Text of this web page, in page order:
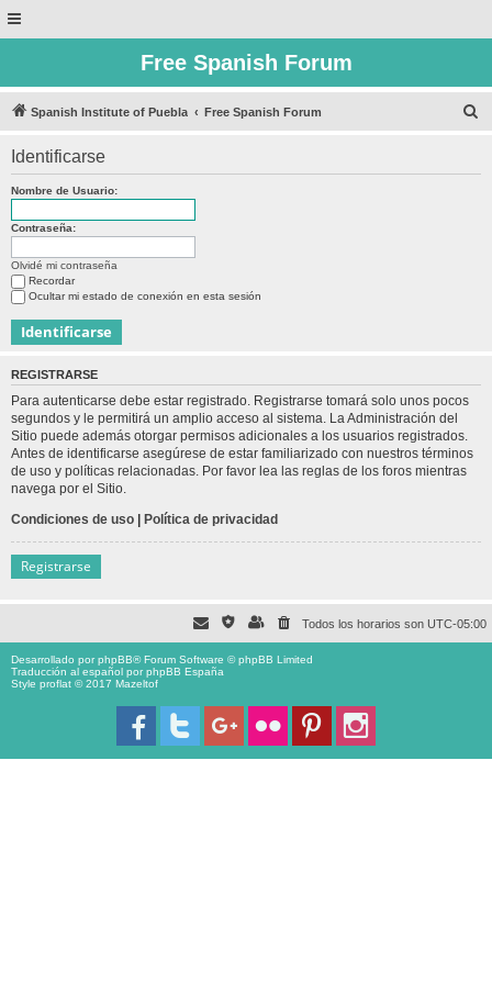
Free Spanish Forum
Spanish Institute of Puebla Free Spanish Forum
Identificarse
Nombre de Usuario:
Contraseña:
Olvidé mi contraseña
Recordar
Ocultar mi estado de conexión en esta sesión
REGISTRARSE
Para autenticarse debe estar registrado. Registrarse tomará solo unos pocos
segundos y le permitirá un amplio acceso al sistema. La Administración del
Sitio puede además otorgar permisos adicionales a los usuarios registrados.
Antes de identificarse asegúrese de estar familiarizado con nuestros términos
de uso y políticas relacionadas. Por favor lea las reglas de los foros mientras
navega por el Sitio.
Condiciones de uso | Política de privacidad
Registrarse
Todos los horarios son UTC-05:00
Desarrollado porphpBB® Forum Software © phpBB Limited
Traducción al español porphpBB España
Style proflat © 2017 Mazeltof